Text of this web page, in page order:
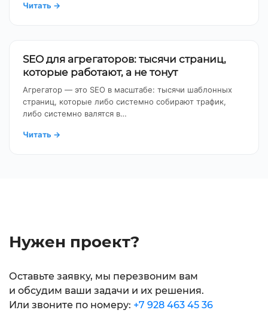
Читать →
SEO для агрегаторов: тысячи страниц,
которые работают, а не тонут
Агрегатор — это SEO в масштабе: тысячи шаблонных
страниц, которые либо системно собирают трафик,
либо системно валятся в…
Читать →
Нужен проект?
Оставьте заявку, мы перезвоним вам
и обсудим ваши задачи и их решения.
Или звоните по номеру: +7 928 463 45 36